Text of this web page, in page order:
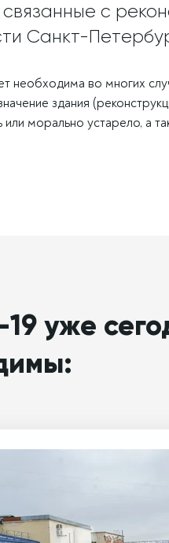
с
Санкт-
необходима во многих
здания
морально устарело, а
уже